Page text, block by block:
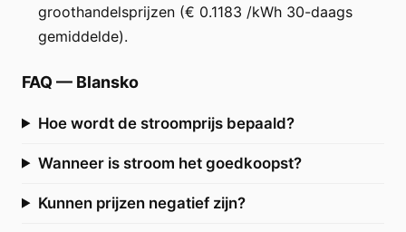
groothandelsprijzen (€ 0.1183 /kWh 30-daags
gemiddelde).
FAQ — Blansko
Hoe wordt de stroomprijs bepaald?
Wanneer is stroom het goedkoopst?
Kunnen prijzen negatief zijn?